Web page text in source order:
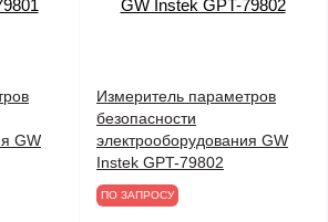
GW
Измеритель параметров
безопасности
электрооборудования GW
Instek GPT-79802
ПО ЗАПРОСУ